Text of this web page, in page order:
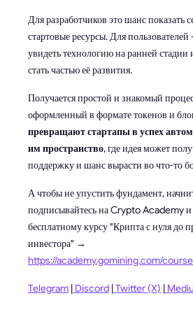
Для разработчиков это шанс показать
стартовые ресурсы. Для
увидеть технологию на ранней стадии
стать частью её развития.
Получается простой и знакомый
оформленный в формате токенов и
превращают стартапы в успех
им пространство, где идея может
поддержку и шанс вырасти во что-то
А чтобы не упустить фундамент,
подписывайтесь на Crypto Academy и
бесплатному курсу "Крипта с нуля до
инвестора" →
https://academy.gomining.com/
Telegram Discord Twitter (X)